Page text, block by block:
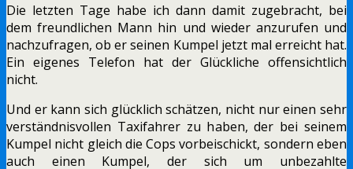
Die letzten Tage habe ich dann damit zugebracht, bei
dem freundlichen Mann hin und wieder anzurufen und
nachzufragen, ob er seinen Kumpel jetzt mal erreicht hat.
Ein eigenes Telefon hat der Glückliche offensichtlich
nicht.
Und er kann sich glücklich schätzen, nicht nur einen sehr
verständnisvollen Taxifahrer zu haben, der bei seinem
Kumpel nicht gleich die Cops vorbeischickt, sondern eben
auch einen Kumpel, der sich um unbezahlte